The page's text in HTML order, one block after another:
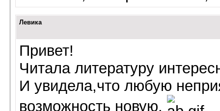
Левика
Привет!
Читала литературу
И увидела,что любую
возможность новую.